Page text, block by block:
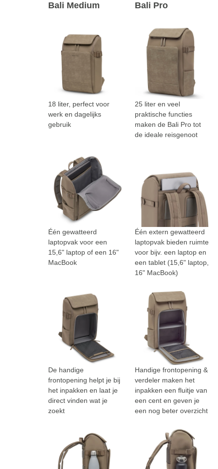
Bali Medium Bali Pro
18 liter, perfect voor
werk en dagelijks
gebruik
25 liter en veel
praktische functies
maken de Bali Pro tot
de ideale reisgenoot
Één gewatteerd
laptopvak voor een
15,6" laptop of een 16"
MacBook
Één extern gewatteerd
laptopvak bieden ruimte
voor bijv. een laptop en
een tablet (15,6" laptop,
16" MacBook)
De handige
frontopening helpt je bij
het inpakken en laat je
direct vinden wat je
zoekt
Handige frontopening &
verdeler maken het
inpakken een fluitje van
een cent en geven je
een nog beter overzicht